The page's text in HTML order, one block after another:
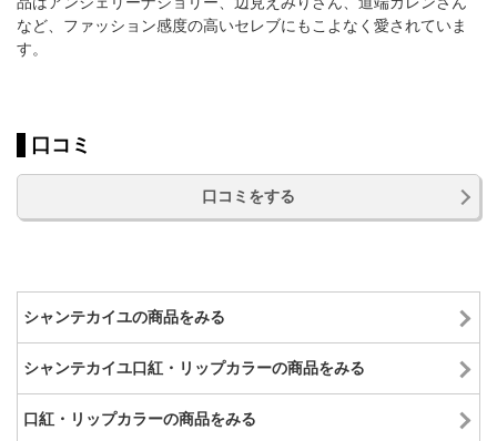
など、ファッション感度の高いセレブにもこよなく愛されていま
す。
口コミ
口コミをする
シャンテカイユの商品をみる
シャンテカイユ口紅・リップカラーの商品をみる
口紅・リップカラーの商品をみる